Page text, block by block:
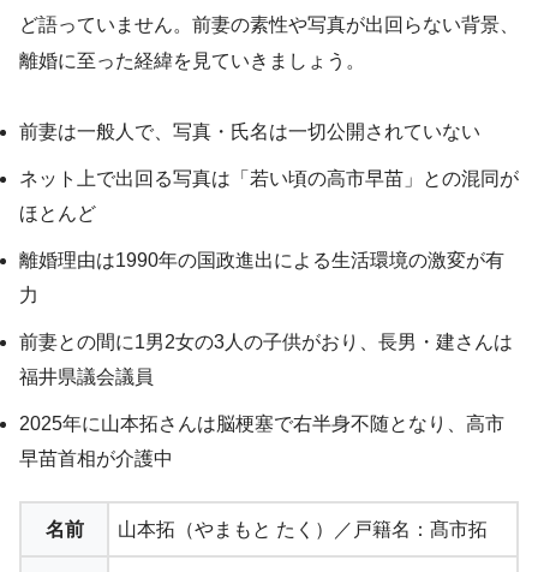
ど語っていません。前妻の素性や写真が出回らない背景、
離婚に至った経緯を見ていきましょう。
前妻は一般人で、写真・氏名は一切公開されていない
ネット上で出回る写真は「若い頃の高市早苗」との混同が
ほとんど
離婚理由は1990年の国政進出による生活環境の激変が有
力
前妻との間に1男2女の3人の子供がおり、長男・建さんは
福井県議会議員
2025年に山本拓さんは脳梗塞で右半身不随となり、高市
早苗首相が介護中
名前 山本拓（やまもと たく）／戸籍名：髙市拓